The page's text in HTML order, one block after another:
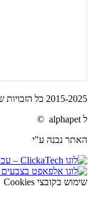
2015-2025 כל הזכויות שמורות
ל alphapet ©
האתר נבנה ע"י
שימוש בקובצי Cookies